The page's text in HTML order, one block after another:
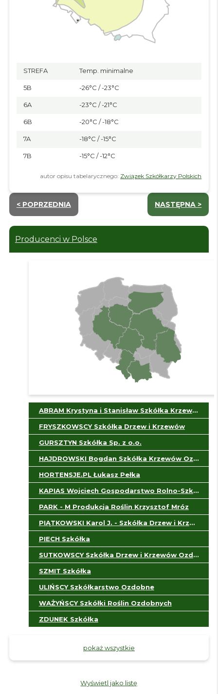
STREFA Temp. minimalne
5B -26°C / -23°C
6A -23°C / -21°C
6B -20°C / -18°C
7A -18°C / -15°C
7B -15°C / -12°C
autor opisu tabelarycznego: Związek Szkółkarzy Polskich
< POPRZEDNIA NASTĘPNA >
Producenci w Polsce
ABRAM Krystyna i Stanisław Szkółka Krzewów i Drzew Ozdobnych
FRYSZKOWSCY Szkółka Drzew i Krzewów
GURSZTYN Szkółka Sp. z o.o.
HAJDROWSKI Bogdan Szkółka Krzewów Ozdobnych i Róż
HORTENSJE.PL Łukasz Pełka
KAPIAS Wojciech Gospodarstwo Rolno-Szkółkarskie
PARK - M Produkcja Roślin Krzysztof Mróz
PIĄTKOWSKI Karol J. - Szkółka Drzew i Krzewów
PIECH Szkółka
SUTKOWSCY Szkółka Drzew i Krzewów Ozdobnych
SZMIT Szkółka
ULIŃSCY Szkółkarstwo Ozdobne
WAŻYŃSCY Szkółki Roślin Ozdobnych
ZDUNEK Szkółka
pokaż wszystkie
Wyświetl jako listę